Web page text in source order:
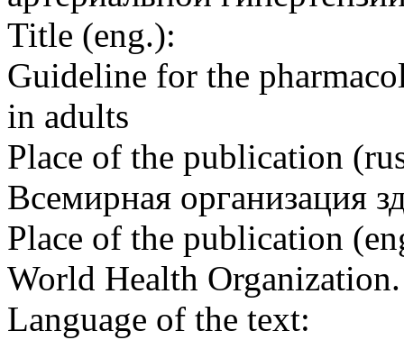
Title (eng.):
Guideline for the
in adults
Place of the publication
Всемирная организация
Place of the publication
World Health
Language of the text: